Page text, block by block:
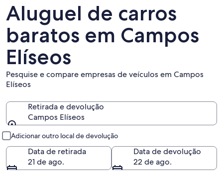
Aluguel de carros
baratos em Campos
Elíseos
Pesquise e compare empresas de veículos em Campos
Elíseos
Retirada e devolução
Campos Elíseos
Adicionar outro local de devolução
Data de retirada
21 de ago.
Data de devolução
22 de ago.